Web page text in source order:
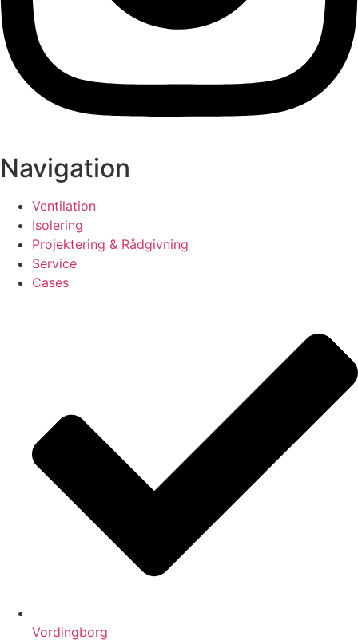
Navigation
Ventilation
Isolering
Projektering & Rådgivning
Service
Cases
Vordingborg